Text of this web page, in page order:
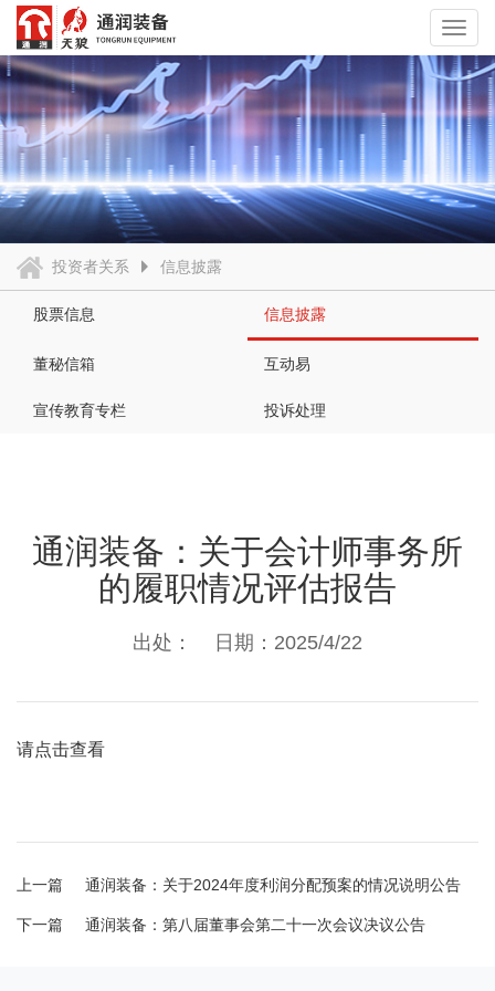
投资者关系 信息披露
股票信息 信息披露
董秘信箱 互动易
宣传教育专栏 投诉处理
通润装备：关于会计师事务所
的履职情况评估报告
出处： 日期：2025/4/22
请点击查看
上一篇 通润装备：关于2024年度利润分配预案的情况说明公告
下一篇 通润装备：第八届董事会第二十一次会议决议公告